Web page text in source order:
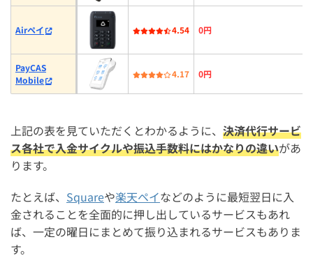
Airペイ 4.54 0円
PayCAS
Mobile
4.17 0円
上記の表を見ていただくとわかるように、 決済代行サービ
ス各社で入金サイクルや振込手数料にはかなりの違いがあ
ります。
たとえば、 Squareや楽天ペイなどのように最短翌日に入
金されることを全面的に押し出しているサービスもあれ
ば、一定の曜日にまとめて振り込まれるサービスもありま
す。